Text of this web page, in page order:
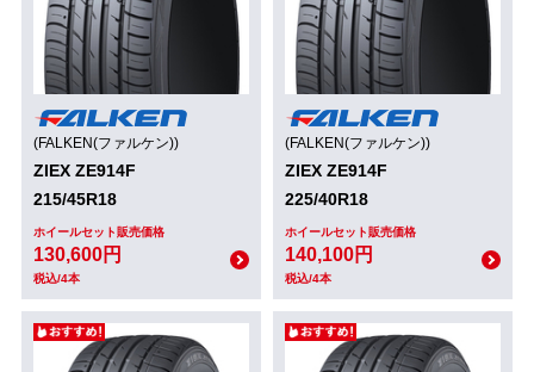
(FALKEN(ファルケン))
ZIEX ZE914F
215/45R18
ホイールセット販売価格
130,600円
税込/4本
(FALKEN(ファルケン))
ZIEX ZE914F
225/40R18
ホイールセット販売価格
140,100円
税込/4本